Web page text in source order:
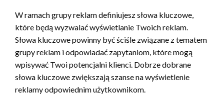
W ramach grupy reklam definiujesz słowa kluczowe,
które będą wyzwalać wyświetlanie Twoich reklam.
Słowa kluczowe powinny być ściśle związane z tematem
grupy reklam i odpowiadać zapytaniom, które mogą
wpisywać Twoi potencjalni klienci. Dobrze dobrane
słowa kluczowe zwiększają szanse na wyświetlenie
reklamy odpowiednim użytkownikom.